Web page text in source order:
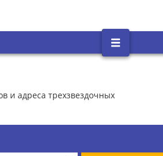
и адреса трехзвездочных